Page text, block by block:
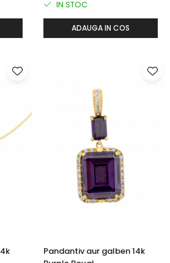
IN STOC
ADAUGA IN COS
Pandantiv aur galben 14k